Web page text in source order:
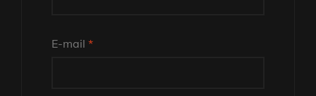
E-mail *